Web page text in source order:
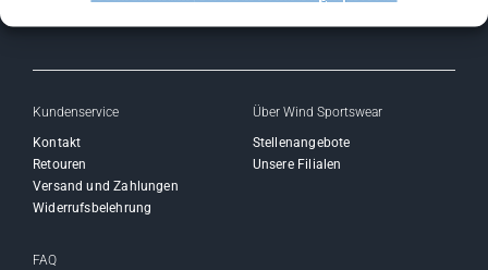
Kundenservice
Kontakt
Retouren
Versand und Zahlungen
Widerrufsbelehrung
Über Wind Sportswear
Stellenangebote
Unsere Filialen
FAQ